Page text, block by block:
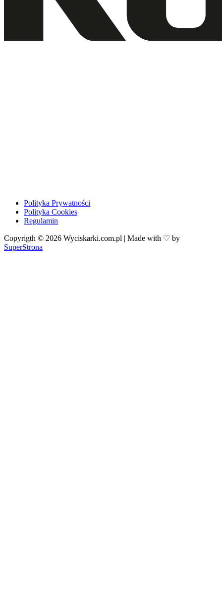
Polityka Prywatności
Polityka Cookies
Regulamin
Copyrigth © 2026 Wyciskarki.com.pl | Made with ♡ by
SuperStrona